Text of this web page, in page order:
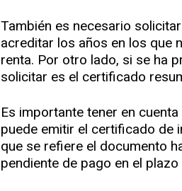
También es necesario
acreditar los años en los que
renta. Por otro lado, si se ha
solicitar es el certificado
Es importante tener en
puede emitir el certificado de
que se refiere el documento
pendiente de pago en el